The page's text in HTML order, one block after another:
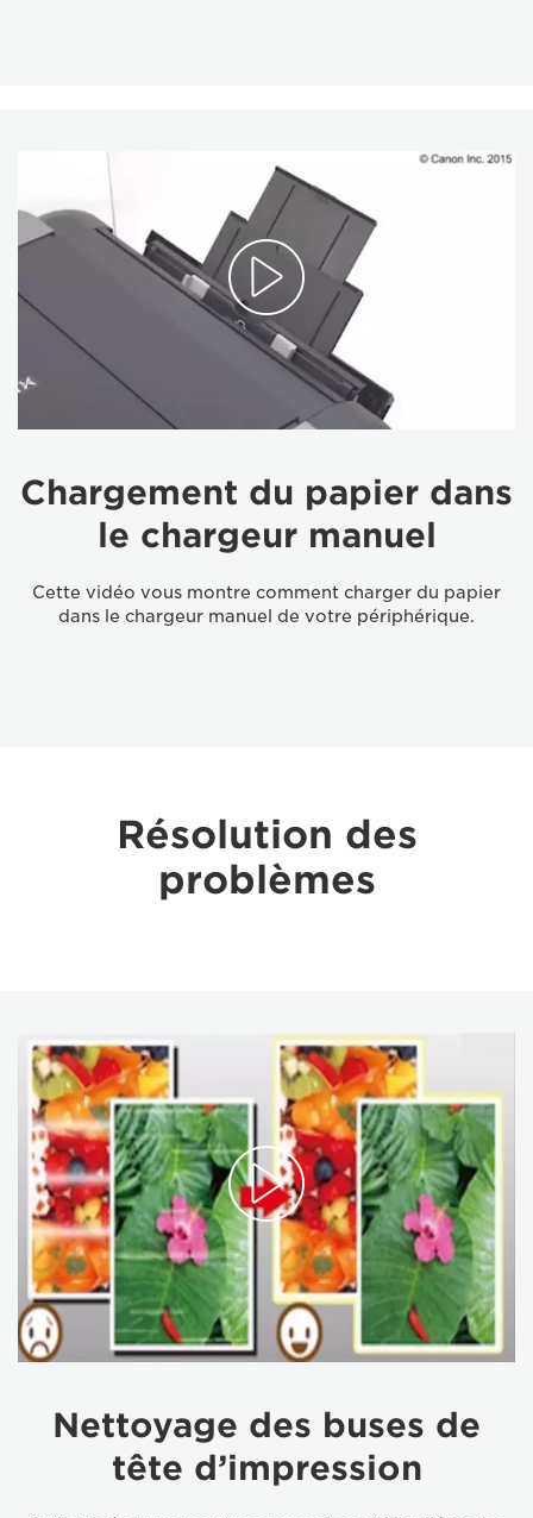
Chargement du papier dans
le chargeur manuel
Cette vidéo vous montre comment charger du papier
dans le chargeur manuel de votre périphérique.
Résolution des
problèmes
Nettoyage des buses de
tête d’impression